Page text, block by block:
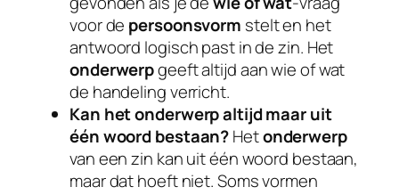
voor de persoonsvorm stelt en het
antwoord logisch past in de zin. Het
onderwerpgeeft altijd aan wie of wat
de handeling verricht.
Kan het onderwerp altijd maar uit
één woord bestaan?Hetonderwerp
van een zin kan uit één woord bestaan,
maar dat hoeft niet. Soms vormen